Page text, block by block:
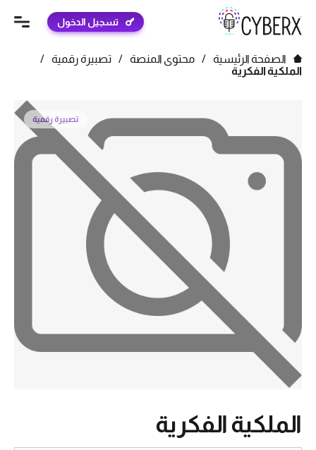
تسجيل الدخول
الصفحة الرئيسية / محتوى المنصة / تصبيرة رقمية
/
الملكية الفكرية
تصبيرة رقمية
الملكية الفكرية